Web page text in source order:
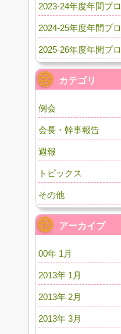
2023-24年度年間プ
2024-25年度年間プ
2025-26年度年間プ
カテゴリ
例会
会長・幹事報告
週報
トピックス
その他
アーカイブ
00年 1月
2013年 1月
2013年 2月
2013年 3月